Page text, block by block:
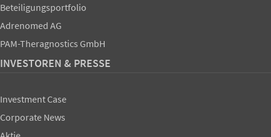
Beteiligungsportfolio
Adrenomed AG
PAM-Theragnostics GmbH
INVESTOREN & PRESSE
Investment Case
Corporate News